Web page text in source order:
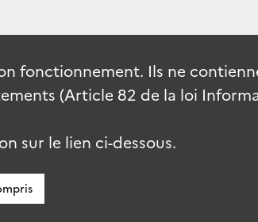
fonctionnement. Ils ne
(Article 82 de la loi
sur le lien ci-dessous.